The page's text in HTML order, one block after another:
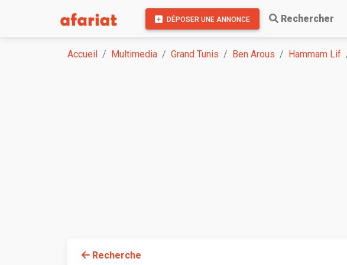
DÉPOSER UNE ANNONCE Rechercher
Accueil Multimedia Grand Tunis Ben Arous Hammam Lif
Recherche